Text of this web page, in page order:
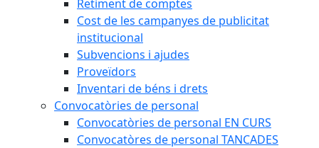
Retiment de comptes
Cost de les campanyes de publicitat
institucional
Subvencions i ajudes
Proveïdors
Inventari de béns i drets
Convocatòries de personal
Convocatòries de personal EN CURS
Convocatòres de personal TANCADES